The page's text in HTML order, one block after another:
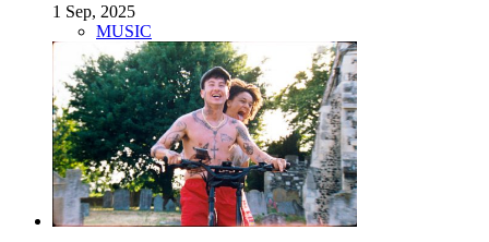
1 Sep, 2025
MUSIC